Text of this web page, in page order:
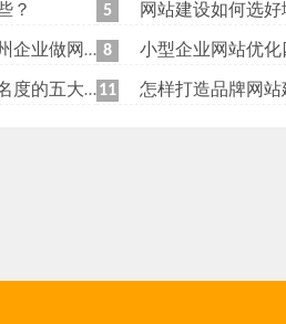
？ 5 网站建设如何选好
站要找谁？ 8 小型企业网站优化
的五大原则 11 怎样打造品牌网站